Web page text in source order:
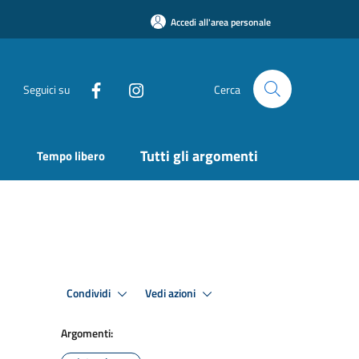
Accedi all'area personale
Seguici su Cerca
Tempo libero Tutti gli argomenti
Condividi Vedi azioni
Argomenti: